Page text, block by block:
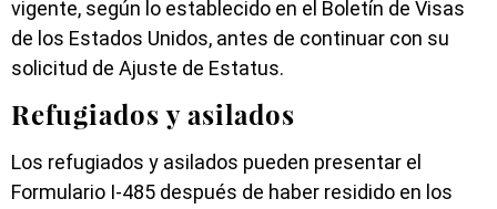
vigente, según lo establecido en el Boletín de Visas
de los Estados Unidos, antes de continuar con su
solicitud de Ajuste de Estatus.
Refugiados y asilados
Los refugiados y asilados pueden presentar el
Formulario I-485 después de haber residido en los